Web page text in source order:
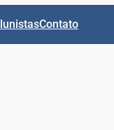
Contato